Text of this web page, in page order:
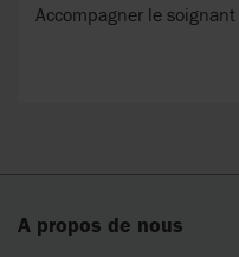
Accompagner le soignant
A propos de nous